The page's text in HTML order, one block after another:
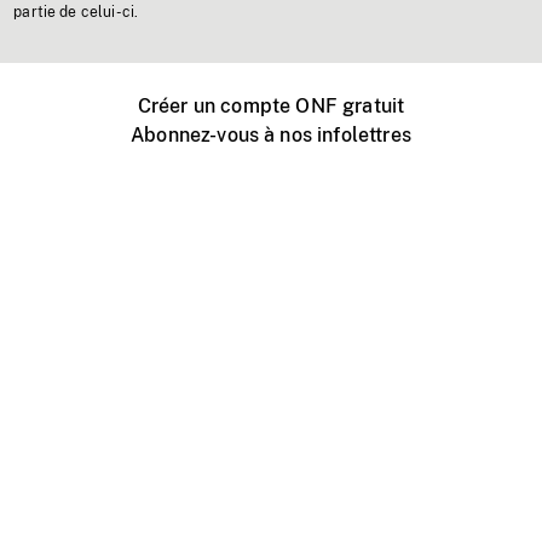
partie de celui-ci.
Créer un compte ONF gratuit
Abonnez-vous à nos infolettres